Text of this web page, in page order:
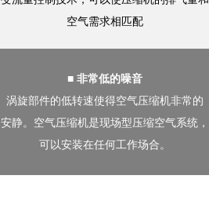
空气需求相匹配
■ 非常低的噪音
涡旋部件的低转速使得空气压缩机非常的
安静。空气压缩机是现场型压缩空气系统，
可以安装在任何工作场合。